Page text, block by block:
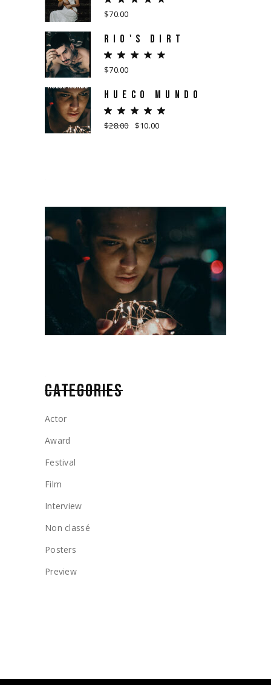
$70.00
RIO'S DIRT
$70.00
HUECO MUNDO
$28.00 $10.00
CATEGORIES
Actor
Award
Festival
Film
Interview
Non classé
Posters
Preview